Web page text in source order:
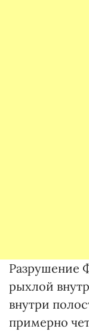
Разрушение
рыхлой
внутри
примерно